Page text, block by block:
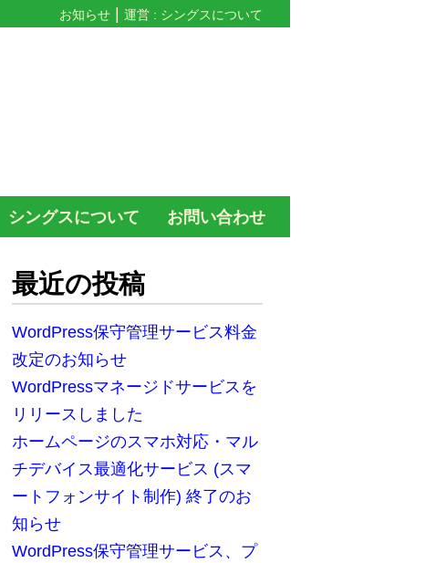
お知らせ 運営 : シングスについて
シングスについて お問い合わせ
最近の投稿
WordPress保守管理サービス料金
改定のお知らせ
WordPressマネージドサービスを
リリースしました
ホームページのスマホ対応・マル
チデバイス最適化サービス (スマ
ートフォンサイト制作) 終了のお
知らせ
WordPress保守管理サービス、プ